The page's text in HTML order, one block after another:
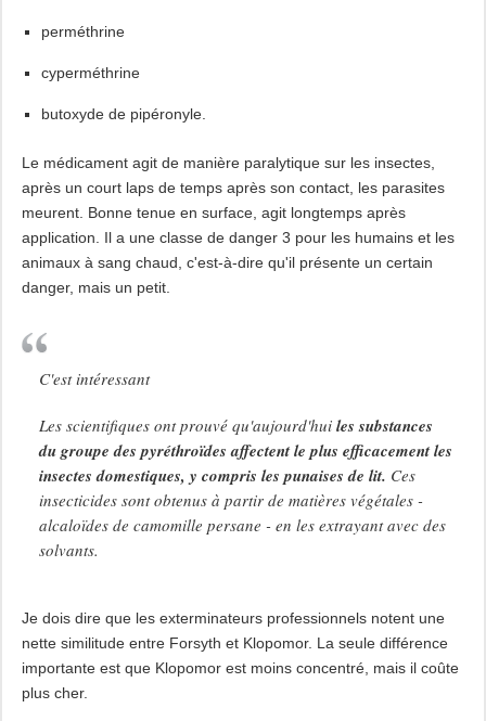
perméthrine
cyperméthrine
butoxyde de pipéronyle.
Le médicament agit de manière paralytique sur les insectes,
après un court laps de temps après son contact, les parasites
meurent. Bonne tenue en surface, agit longtemps après
application. Il a une classe de danger 3 pour les humains et les
animaux à sang chaud, c'est-à-dire qu'il présente un certain
danger, mais un petit.
C'est intéressant
Les scientifiques ont prouvé qu'aujourd'hui les substances
du groupe des pyréthroïdes affectent le plus efficacement les
insectes domestiques, y compris les punaises de lit. Ces
insecticides sont obtenus à partir de matières végétales -
alcaloïdes de camomille persane - en les extrayant avec des
solvants.
Je dois dire que les exterminateurs professionnels notent une
nette similitude entre Forsyth et Klopomor. La seule différence
importante est que Klopomor est moins concentré, mais il coûte
plus cher.